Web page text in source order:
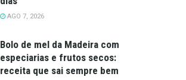
AGO 7, 2026
Bolo de mel da Madeira com
especiarias e frutos secos:
receita que sai sempre bem